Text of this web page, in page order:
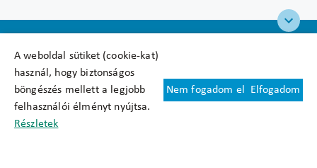
A weboldal sütiket (cookie-kat)
használ, hogy biztonságos
böngészés mellett a legjobb
felhasználói élményt nyújtsa.
Részletek
Nem fogadom el Elfogadom
Felhasználási feltételek